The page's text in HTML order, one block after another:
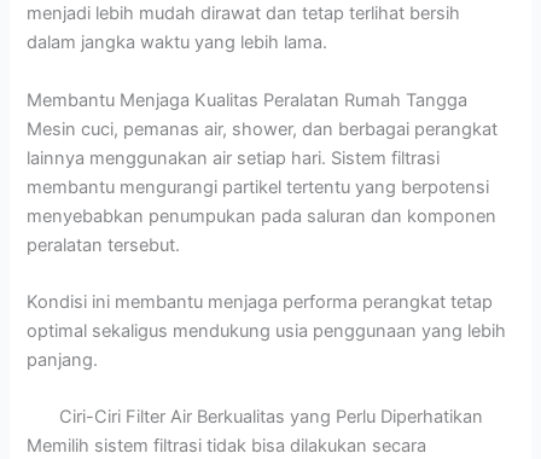
menjadi lebih mudah dirawat dan tetap terlihat bersih
dalam jangka waktu yang lebih lama.
Membantu Menjaga Kualitas Peralatan Rumah Tangga
Mesin cuci, pemanas air, shower, dan berbagai perangkat
lainnya menggunakan air setiap hari. Sistem filtrasi
membantu mengurangi partikel tertentu yang berpotensi
menyebabkan penumpukan pada saluran dan komponen
peralatan tersebut.
Kondisi ini membantu menjaga performa perangkat tetap
optimal sekaligus mendukung usia penggunaan yang lebih
panjang.
Ciri-Ciri Filter Air Berkualitas yang Perlu Diperhatikan
Memilih sistem filtrasi tidak bisa dilakukan secara